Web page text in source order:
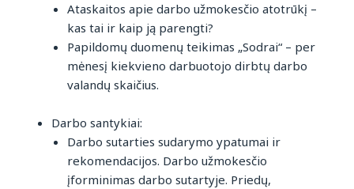
Ataskaitos apie darbo užmokesčio atotrūkį –
kas tai ir kaip ją parengti?
Papildomų duomenų teikimas „Sodrai“ – per
mėnesį kiekvieno darbuotojo dirbtų darbo
valandų skaičius.
Darbo santykiai:
Darbo sutarties sudarymo ypatumai ir
rekomendacijos. Darbo užmokesčio
įforminimas darbo sutartyje. Priedų,